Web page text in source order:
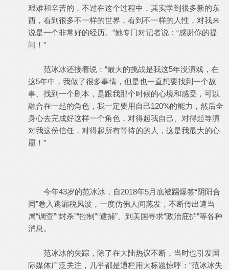
艰难和辛苦的，不过在这个过程中，其实学到很多新的东
西，看到很多不一样的世界，看到不一样的人性，对我来
说是一个非常好的经历。”她专门对记者说：“感谢你的提
问！”
范冰冰还接着说：“最大的挑战是我这5年没演戏，在
这5年中，我做了很多事情，但是也一直想要找到一个故
事、找到一个剧本，是跟我那个时候的心境和感受，可以
融合在一起的角色，我一定要用自己120%的能力，然后全
身心去完成好这样一个角色，对得起我自己、对得起导演
对我这份信任，对得起所有等待的的人，这是我最大的心
愿！”
今年43岁的范冰冰，自2018年5月底被踢爆签“阴阳合
同”卷入逃漏税风波，一度仿佛人间蒸发，不断传出遭当
局“调查”“封杀”“控制”“逮捕”、到美国寻求“政治庇护”等各种
消息。
范冰冰的失踪，除了在大陆热议不断，当时也引发国
际媒体广泛关注，几乎都是通栏用大标题惊呼：“范冰冰失